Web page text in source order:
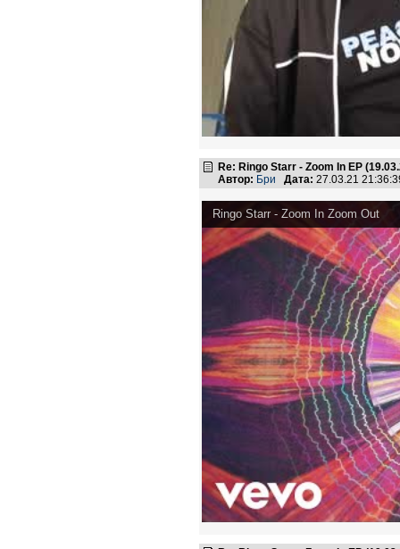
Re: Ringo Starr - Zoom In EP
Автор: Бри Дата: 27.03.21
Ringo Starr - Zoom In Zoom Out